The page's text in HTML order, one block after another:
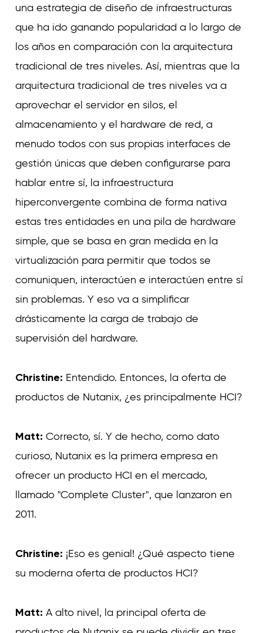
una estrategia de diseño de infraestructuras
que ha ido ganando popularidad a lo largo de
los años en comparación con la arquitectura
tradicional de tres niveles. Así, mientras que la
arquitectura tradicional de tres niveles va a
aprovechar el servidor en silos, el
almacenamiento y el hardware de red, a
menudo todos con sus propias interfaces de
gestión únicas que deben configurarse para
hablar entre sí, la infraestructura
hiperconvergente combina de forma nativa
estas tres entidades en una pila de hardware
simple, que se basa en gran medida en la
virtualización para permitir que todos se
comuniquen, interactúen e interactúen entre sí
sin problemas. Y eso va a simplificar
drásticamente la carga de trabajo de
supervisión del hardware.
Christine: Entendido. Entonces, la oferta de
productos de Nutanix, ¿es principalmente HCI?
Matt: Correcto, sí. Y de hecho, como dato
curioso, Nutanix es la primera empresa en
ofrecer un producto HCI en el mercado,
llamado "Complete Cluster", que lanzaron en
2011.
Christine: ¡Eso es genial! ¿Qué aspecto tiene
su moderna oferta de productos HCI?
Matt: A alto nivel, la principal oferta de